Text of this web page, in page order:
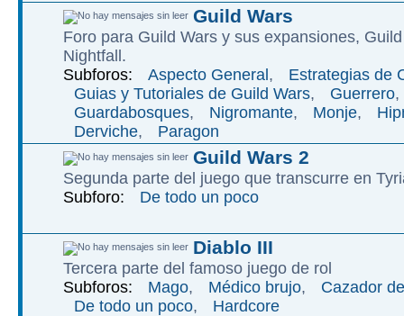
Guild Wars
Foro para Guild Wars y sus expansiones,
Nightfall.
Subforos:
Aspecto General ,
Estrategias de
Guias y Tutoriales de Guild Wars, Guerrero,
Guardabosques, Nigromante, Monje,
Derviche, Paragon
Guild Wars 2
Segunda parte del juego que transcurre en
Subforo:
De todo un poco
Diablo III
Tercera parte del famoso juego de rol
Subforos:
Mago, Médico brujo,
Cazador
De todo un poco, Hardcore